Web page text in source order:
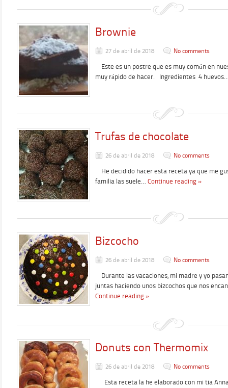
Brownie
27 de abril de 2018 No comments
Este es un postre que es muy común en
muy rápido de hacer. Ingredientes 4
Trufas de chocolate
26 de abril de 2018 No comments
He decidido hacer esta receta ya que me
familia las suele… Continue reading »
Bizcocho
26 de abril de 2018 No comments
Durante las vacaciones, mi madre y yo
juntas haciendo unos bizcochos que nos
Continue reading »
Donuts con Thermomix
26 de abril de 2018 No comments
Esta receta la he elaborado con mi tia